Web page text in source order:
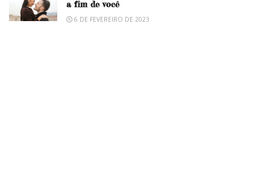
a fim de você
6 DE FEVEREIRO DE 2023